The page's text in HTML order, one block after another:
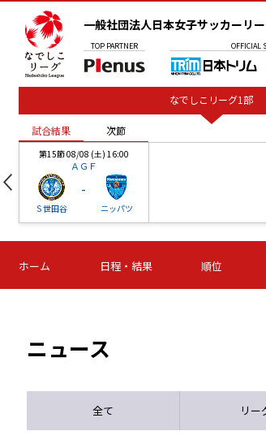
一般社団法人日本女子サッカーリ
TOP PARTNER OFFICIAL
なでしこリーグ1部
試合結果 次節
第15節 08/08 (土) 16:00
ＡＧＦ
Ｓ世田谷
-
ニッパツ
第16節 09/05 (土) 15:00
ニッパツ
-
第16節 09/05 (土) 15:00
石人の星
-
試合結果 次節
ホーム 日程・結果 順位
ニュース
全て リー